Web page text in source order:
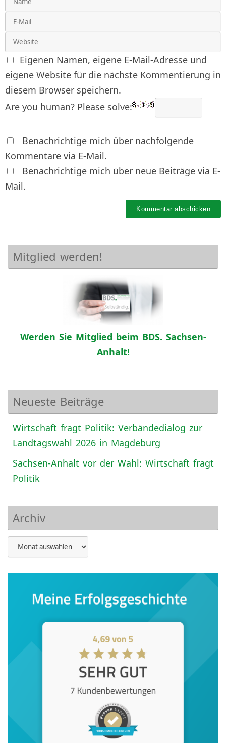
Eigenen Namen, eigene E-Mail-Adresse und
eigene Website für die nächste Kommentierung in
diesem Browser speichern.
Are you human? Please solve:
Benachrichtige mich über nachfolgende
Kommentare via E-Mail.
Benachrichtige mich über neue Beiträge via E-
Mail.
Mitglied werden!
Werden Sie Mitglied beim BDS. Sachsen-
Anhalt!
Neueste Beiträge
Wirtschaft fragt Politik: Verbändedialog zur
Landtagswahl 2026 in Magdeburg
Sachsen-Anhalt vor der Wahl: Wirtschaft fragt
Politik
Archiv
Archiv